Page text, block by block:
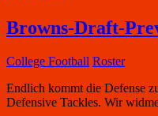
Browns-Draft-
College Football Roster
Endlich kommt die Defense
Defensive Tackles. Wir